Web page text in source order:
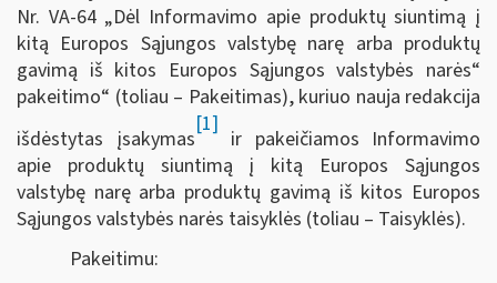
Nr. VA-64 „Dėl Informavimo apie produktų siuntimą į
kitą Europos Sąjungos valstybę narę arba produktų
gavimą iš kitos Europos Sąjungos valstybės narės“
pakeitimo“ (toliau – Pakeitimas), kuriuo nauja redakcija
išdėstytas įsakymas
[1]
ir pakeičiamos Informavimo
apie produktų siuntimą į kitą Europos Sąjungos
valstybę narę arba produktų gavimą iš kitos Europos
Sąjungos valstybės narės taisyklės (toliau – Taisyklės).
Pakeitimu: